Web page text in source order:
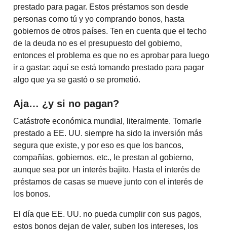
prestado para pagar. Estos préstamos son desde
personas como tú y yo comprando bonos, hasta
gobiernos de otros países. Ten en cuenta que el techo
de la deuda no es el presupuesto del gobierno,
entonces el problema es que no es aprobar para luego
ir a gastar: aquí se está tomando prestado para pagar
algo que ya se gastó o se prometió.
Aja… ¿y si no pagan?
Catástrofe económica mundial, literalmente. Tomarle
prestado a EE. UU. siempre ha sido la inversión más
segura que existe, y por eso es que los bancos,
compañías, gobiernos, etc., le prestan al gobierno,
aunque sea por un interés bajito. Hasta el interés de
préstamos de casas se mueve junto con el interés de
los bonos.
El día que EE. UU. no pueda cumplir con sus pagos,
estos bonos dejan de valer, suben los intereses, los